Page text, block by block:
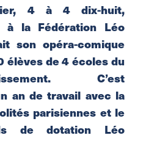
4 à 4 dix-huit,
à la Fédération Léo
son opéra-comique
élèves de 4 écoles du
C’est
an de travail avec la
parisiennes et le
de dotation Léo